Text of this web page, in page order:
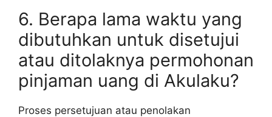
6. Berapa lama waktu yang
dibutuhkan untuk disetujui
atau ditolaknya permohonan
pinjaman uang di Akulaku?
Proses persetujuan atau penolakan